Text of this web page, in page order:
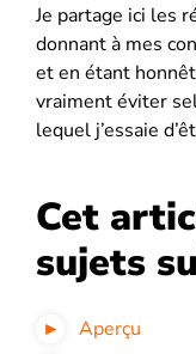
Je partage ici les
donnant à mes
et en étant
vraiment éviter
lequel j’essaie
Cet
sujets
Aperçu